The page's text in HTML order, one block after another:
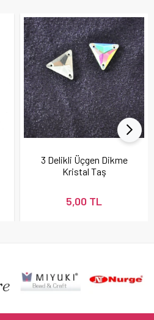
3 Delikli Üçgen Dikme
Kristal Taş
5,00 TL